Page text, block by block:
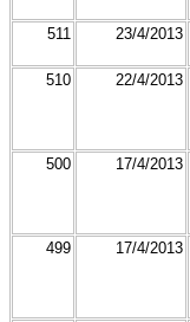
511 23/4/2013
510 22/4/2013
500 17/4/2013
499 17/4/2013